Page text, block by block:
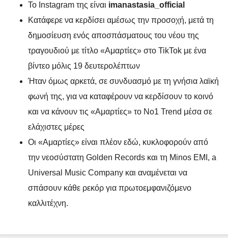
Το Instagram της είναι imanastasia_official
Κατάφερε να κερδίσει αμέσως την προσοχή, μετά τη
δημοσίευση ενός αποσπάσματους του νέου της
τραγουδιού με τίτλο «Αμαρτίες» στο TikTok με ένα
βίντεο μόλις 19 δευτερολέπτων
Ήταν όμως αρκετά, σε συνδυασμό με τη γνήσια λαϊκή
φωνή της, για να καταφέρουν να κερδίσουν το κοινό
και να κάνουν τις «Αμαρτίες» το Νο1 Trend μέσα σε
ελάχιστες μέρες
Οι «Αμαρτίες» είναι πλέον εδώ, κυκλοφορούν από
την νεοσύστατη Golden Records και τη Minos EMI, a
Universal Music Company και αναμένεται να
σπάσουν κάθε ρεκόρ για πρωτοεμφανιζόμενο
καλλιτέχνη.